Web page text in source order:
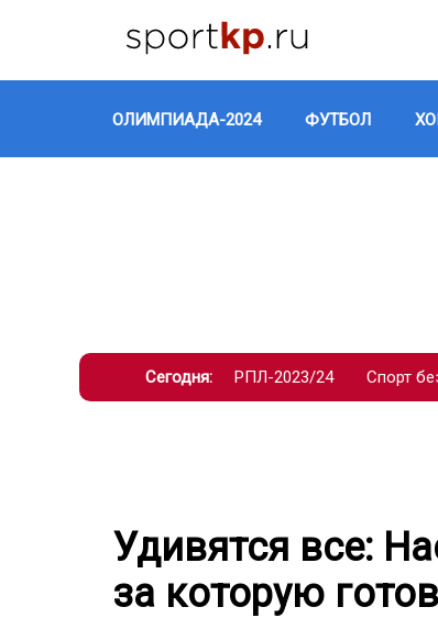
ОЛИМПИАДА-2024 ФУТБОЛ
Сегодня: РПЛ-2023/24 Спорт
Удивятся все:
за которую